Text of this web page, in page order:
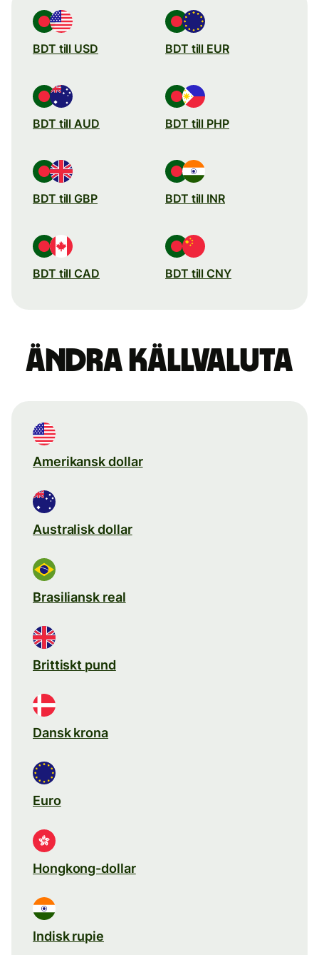
BDT till USD BDT till EUR
BDT till AUD BDT till PHP
BDT till GBP BDT till INR
BDT till CAD BDT till CNY
Ändra källvaluta
Amerikansk dollar
Australisk dollar
Brasiliansk real
Brittiskt pund
Dansk krona
Euro
Hongkong-dollar
Indisk rupie